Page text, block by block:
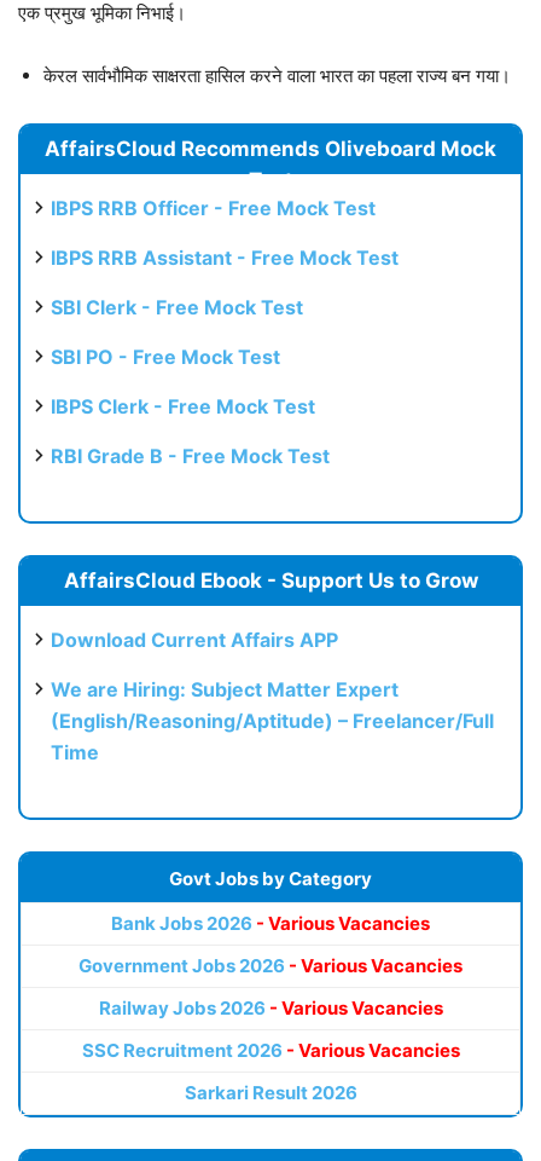
एक प्रमुख भूमिका निभाई।
केरल सार्वभौमिक साक्षरता हासिल करने वाला भारत का पहला राज्य बन गया।
AffairsCloud Recommends Oliveboard Mock
Test
IBPS RRB Officer - Free Mock Test
IBPS RRB Assistant - Free Mock Test
SBI Clerk - Free Mock Test
SBI PO - Free Mock Test
IBPS Clerk - Free Mock Test
RBI Grade B - Free Mock Test
AffairsCloud Ebook - Support Us to Grow
Download Current Affairs APP
We are Hiring: Subject Matter Expert
(English/Reasoning/Aptitude) – Freelancer/Full
Time
Govt Jobs by Category
Bank Jobs 2026 - Various Vacancies
Government Jobs 2026 - Various Vacancies
Railway Jobs 2026 - Various Vacancies
SSC Recruitment 2026 - Various Vacancies
Sarkari Result 2026